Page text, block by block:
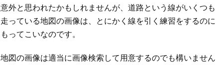
意外と思われたかもしれませんが、道路という線がいくつも
走っている地図の画像は、とにかく線を引く練習をするのに
もってこいなのです。
地図の画像は適当に画像検索して用意するのでも構いません